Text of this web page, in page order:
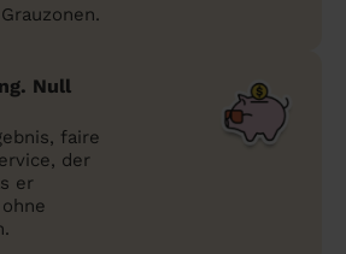
Null
faire
der
er